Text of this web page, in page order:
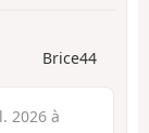
Brice44
2026 à